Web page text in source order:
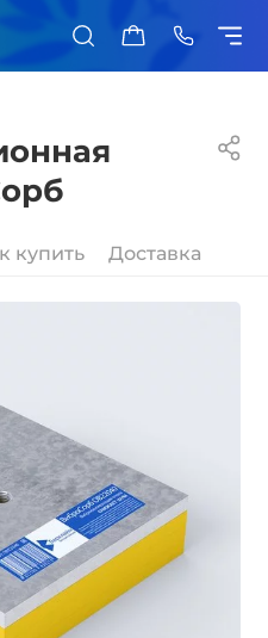
купить Доставка